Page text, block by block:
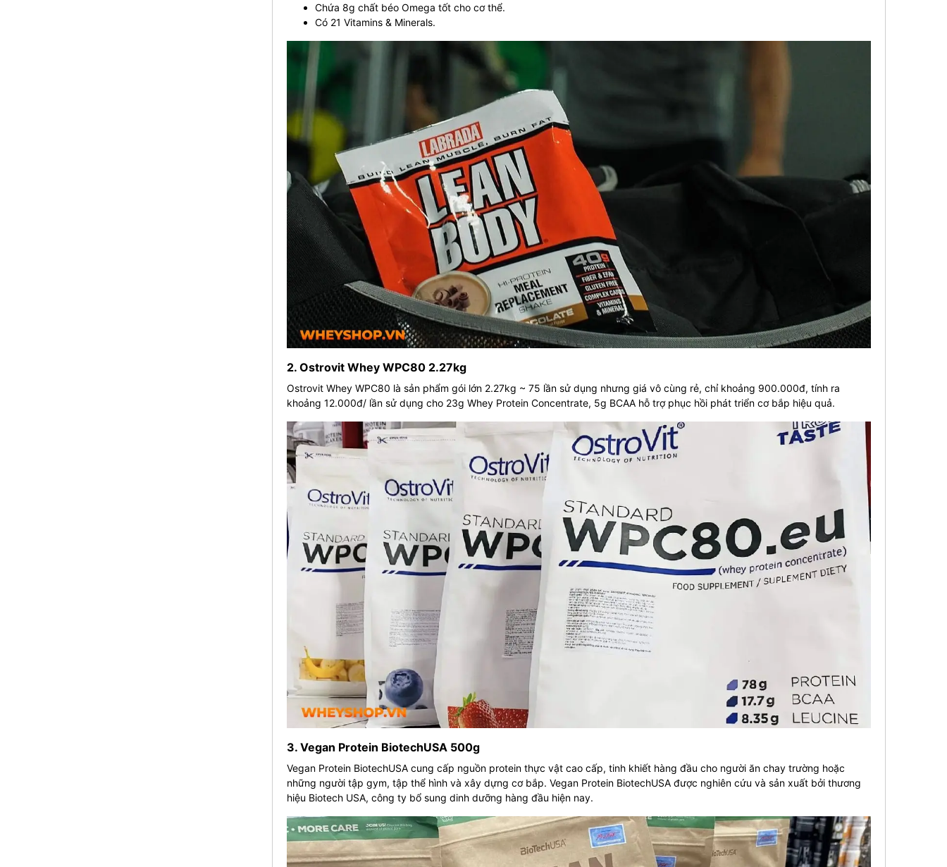
Chứa 8g chất béo Omega tốt cho cơ thể.
Có 21 Vitamins & Minerals.
2. Ostrovit Whey WPC80 2.27kg
Ostrovit Whey WPC80 là sản phẩm gói lớn 2.27kg ~ 75 lần sử dụng nhưng giá vô cùng rẻ, chỉ khoảng 900.000đ, tính ra
khoảng 12.000đ/ lần sử dụng cho 23g Whey Protein Concentrate, 5g BCAA hỗ trợ phục hồi phát triển cơ bắp hiệu quả.
3. Vegan Protein BiotechUSA 500g
Vegan Protein BiotechUSA cung cấp nguồn protein thực vật cao cấp, tinh khiết hàng đầu cho người ăn chay trường hoặc
những người tập gym, tập thể hình và xây dựng cơ bắp. Vegan Protein BiotechUSA được nghiên cứu và sản xuất bởi thương
hiệu Biotech USA, công ty bổ sung dinh dưỡng hàng đầu hiện nay.